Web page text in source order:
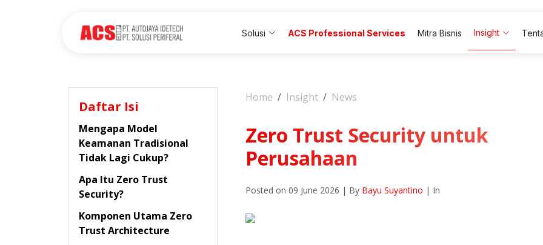
Solusi ACS Professional Services Mitra Bisnis Insight
Daftar Isi
Mengapa Model
Keamanan Tradisional
Tidak Lagi Cukup?
Apa Itu Zero Trust
Security?
Komponen Utama Zero
Trust Architecture
Home Insight News
Zero Trust Security untuk
Perusahaan
Posted on 09 June 2026 | By Bayu Suyantino | In